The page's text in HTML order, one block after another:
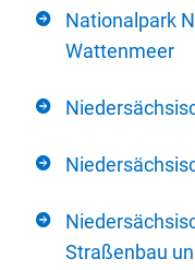
Nationalpark
Wattenmeer
Straßenbau